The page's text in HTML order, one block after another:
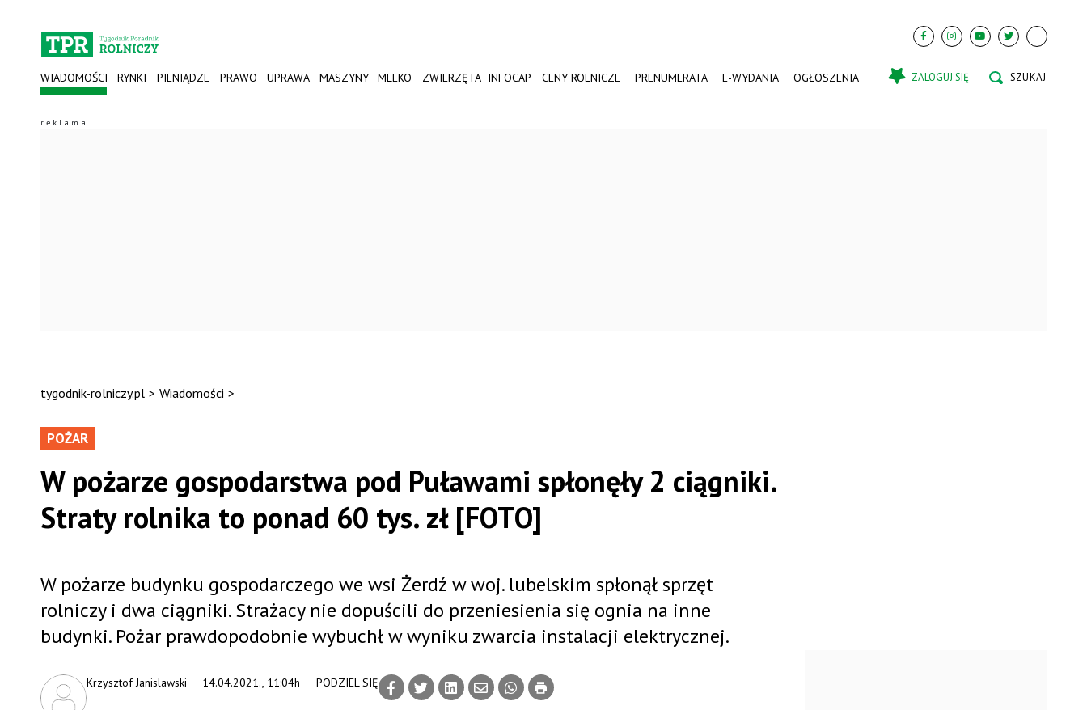
WIADOMOŚCI RYNKI PIENIĄDZE PRAWO UPRAWA MASZYNY MLEKO ZWIERZĘTA INFOCAP CENY ROLNICZE PRENUMERATA E-WYDANIA OGŁOSZENIA ZALOGUJ SIĘ
tygodnik-rolniczy.pl > Wiadomości >
POŻAR
W pożarze gospodarstwa pod Puławami spłonęły 2 ciągniki.
Straty rolnika to ponad 60 tys. zł [FOTO]
14.04.2021., 11:04h
Krzysztof Janislawski PODZIEL SIĘ
W pożarze budynku gospodarczego we wsi Żerdź w woj. lubelskim spłonął sprzęt
rolniczy i dwa ciągniki. Strażacy nie dopuścili do przeniesienia się ognia na inne
budynki. Pożar prawdopodobnie wybuchł w wyniku zwarcia instalacji elektrycznej.